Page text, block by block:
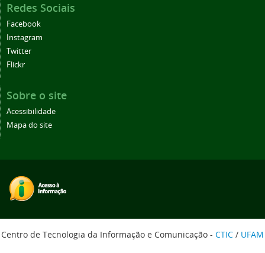
Redes Sociais
Facebook
Instagram
Twitter
Flickr
Sobre o site
Acessibilidade
Mapa do site
Centro de Tecnologia da Informação e Comunicação - CTIC / UFAM